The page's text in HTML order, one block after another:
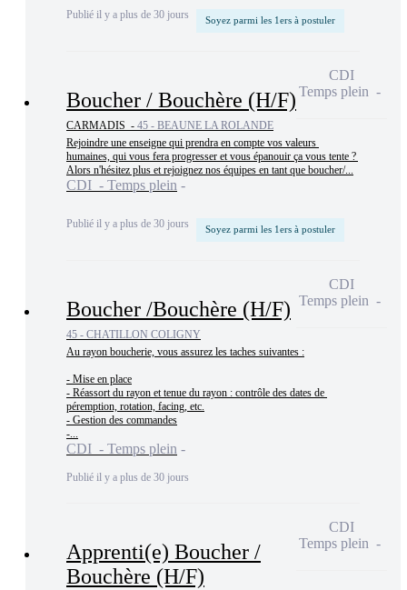
Publié il y a plus de 30 jours Soyez parmi les 1ers à postuler
Boucher / Bouchère (H/F)
CARMADIS - 45 - BEAUNE LA ROLANDE
Rejoindre une enseigne qui prendra en compte vos valeurs
humaines, qui vous fera progresser et vous épanouir ça vous tente ?
Alors n'hésitez plus et rejoignez nos équipes en tant que boucher/...
CDI - Temps plein
Publié il y a plus de 30 jours Soyez parmi les 1ers à postuler
CDI
Temps plein
Boucher /Bouchère (H/F)
45 - CHATILLON COLIGNY
Au rayon boucherie, vous assurez les taches suivantes :
- Mise en place
- Réassort du rayon et tenue du rayon : contrôle des dates de
péremption, rotation, facing, etc.
- Gestion des commandes
-...
CDI - Temps plein
Publié il y a plus de 30 jours
CDI
Temps plein
Apprenti(e) Boucher /
Bouchère (H/F)
CDI
Temps plein